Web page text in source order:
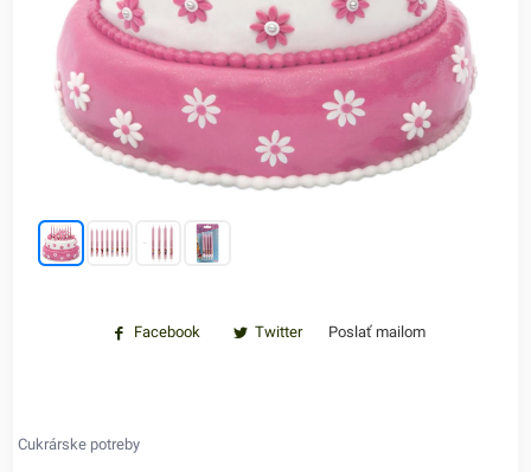
Facebook Twitter Poslať mailom
Cukrárske potreby